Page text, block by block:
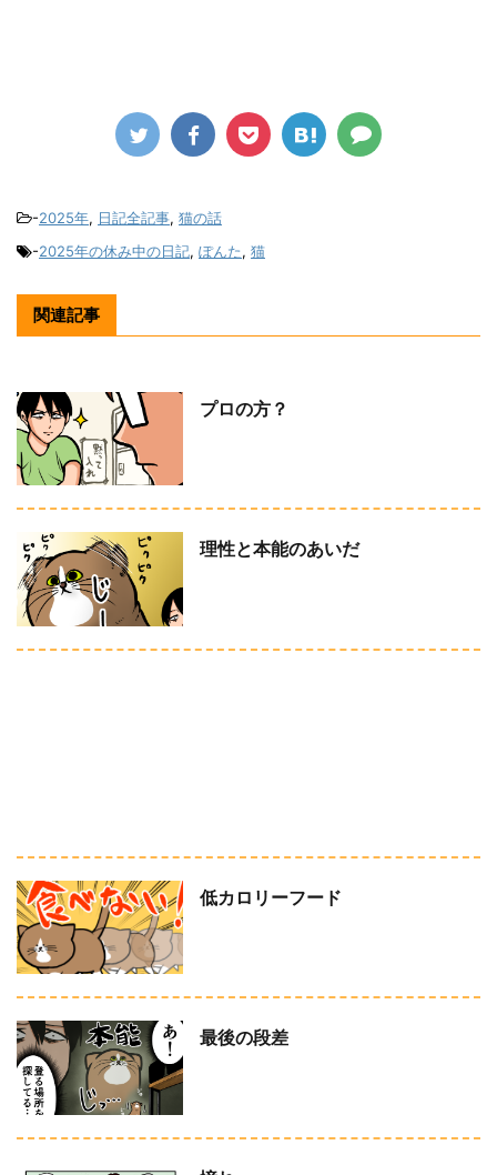
-2025年, 日記全記事, 猫の話
-2025年の休み中の日記, ぽんた, 猫
関連記事
プロの方？
理性と本能のあいだ
低カロリーフード
最後の段差